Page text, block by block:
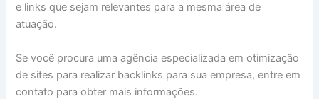
e links que sejam relevantes para a mesma área de
atuação.
Se você procura uma agência especializada em otimização
de sites para realizar backlinks para sua empresa, entre em
contato para obter mais informações.